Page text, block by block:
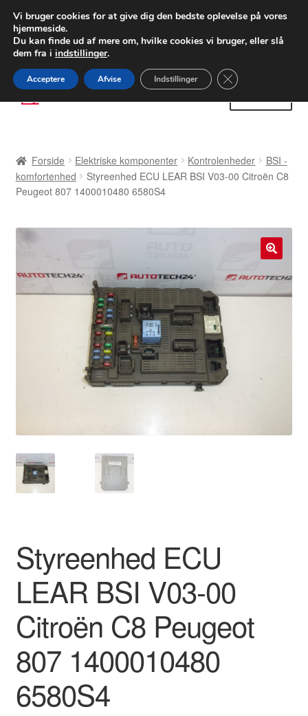
LEVERING fra 55 kr.
FEDEX verdensomspændende forsendelse
80 82 72 02
Spring
til
Spring
til
Betalinger
Klage
Klageprocedure
Kurv
Om os
Forside Elektriske komponenter Kontrolenheder
BSI -
komfortenhed
Styreenhed ECU LEAR BSI V03-00 Citroën C8
Peugeot 807 1400010480 6580S4
Styreenhed ECU
LEAR BSI V03-00
Citroën C8 Peugeot
807 1400010480
6580S4
Vi bruger cookies for at give dig den bedste oplevelse på vores
hjemmeside.
Du kan finde ud af mere om, hvilke cookies vi bruger, eller slå
dem fra i indstillinger.
Acceptere Afvise Indstillinger Close GDPR